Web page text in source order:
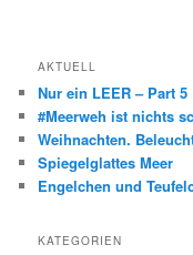
AKTUELL
Nur ein LEER – Part 5
#Meerweh ist nichts
Weihnachten.
Spiegelglattes Meer
Engelchen und
KATEGORIEN